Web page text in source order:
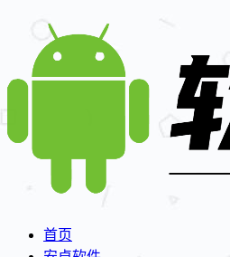
首页